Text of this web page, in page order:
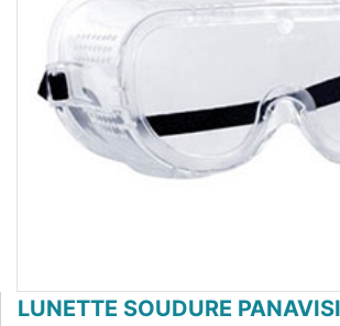
LUNETTE SOUDURE